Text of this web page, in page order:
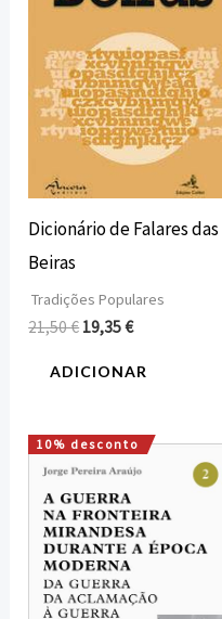
Dicionário de Falares das
Beiras
Tradições Populares
21,50€ 19,35€
ADICIONAR
10% desconto
O
preço
original
era:
20,00 €.
O
preço
é:
18,00 €.